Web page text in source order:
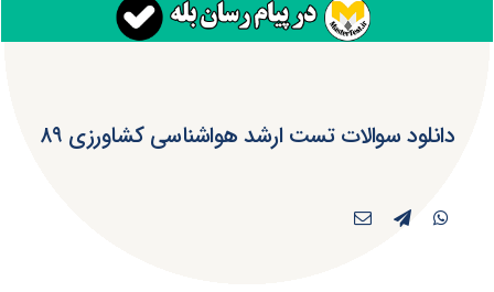
دانلود سوالات تست ارشد هواشناسی کشاورزی ۸۹